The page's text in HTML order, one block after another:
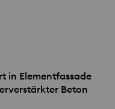
in Elementfassade
Beton